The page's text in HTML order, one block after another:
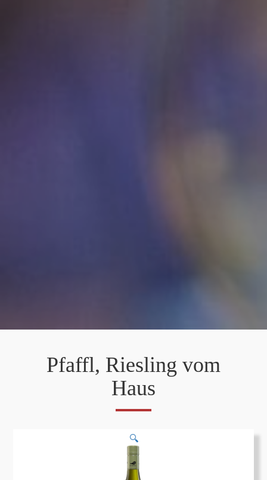
Pfaffl, Riesling vom
Haus
🔍